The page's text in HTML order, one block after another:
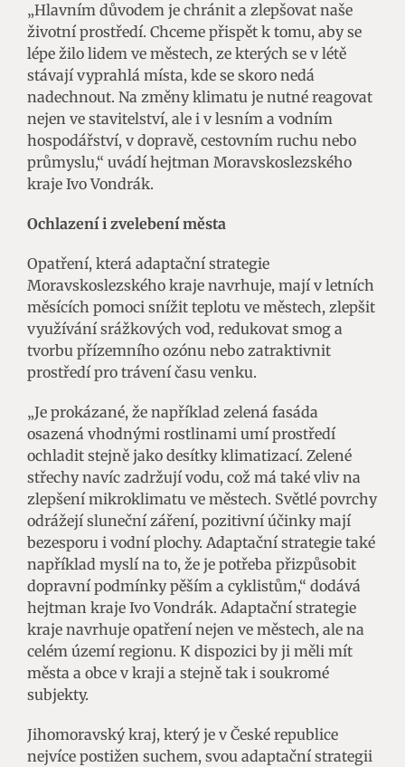
„Hlavním důvodem je chránit a zlepšovat naše
životní prostředí. Chceme přispět k tomu, aby se
lépe žilo lidem ve městech, ze kterých se v létě
stávají vyprahlá místa, kde se skoro nedá
nadechnout. Na změny klimatu je nutné reagovat
nejen ve stavitelství, ale i v lesním a vodním
hospodářství, v dopravě, cestovním ruchu nebo
průmyslu,“ uvádí hejtman Moravskoslezského
kraje Ivo Vondrák.
Ochlazení i zvelebení města
Opatření, která adaptační strategie
Moravskoslezského kraje navrhuje, mají v letních
měsících pomoci snížit teplotu ve městech, zlepšit
využívání srážkových vod, redukovat smog a
tvorbu přízemního ozónu nebo zatraktivnit
prostředí pro trávení času venku.
„Je prokázané, že například zelená fasáda
osazená vhodnými rostlinami umí prostředí
ochladit stejně jako desítky klimatizací. Zelené
střechy navíc zadržují vodu, což má také vliv na
zlepšení mikroklimatu ve městech. Světlé povrchy
odrážejí sluneční záření, pozitivní účinky mají
bezesporu i vodní plochy. Adaptační strategie také
například myslí na to, že je potřeba přizpůsobit
dopravní podmínky pěším a cyklistům,“ dodává
hejtman kraje Ivo Vondrák. Adaptační strategie
kraje navrhuje opatření nejen ve městech, ale na
celém území regionu. K dispozici by ji měli mít
města a obce v kraji a stejně tak i soukromé
subjekty.
Jihomoravský kraj, který je v České republice
nejvíce postižen suchem, svou adaptační strategii